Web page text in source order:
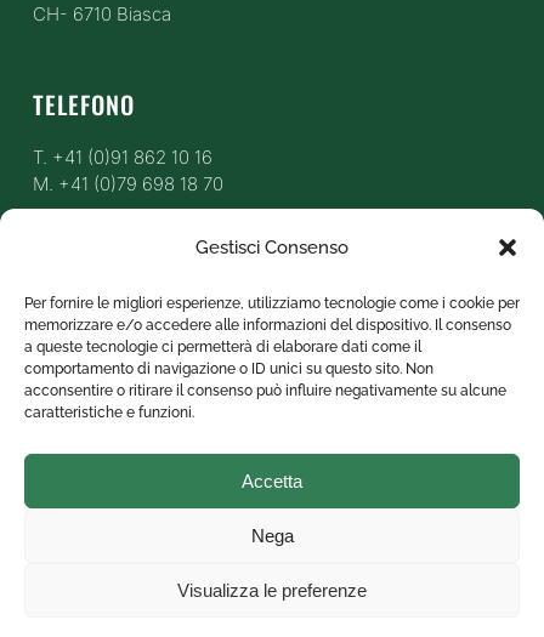
Gestisci Consenso
Per fornire le migliori esperienze, utilizziamo tecnologie come i cookie per
memorizzare e/o accedere alle informazioni del dispositivo. Il consenso
a queste tecnologie ci permetterà di elaborare dati come il
comportamento di navigazione o ID unici su questo sito. Non
acconsentire o ritirare il consenso può influire negativamente su alcune
caratteristiche e funzioni.
Accetta
Nega
Visualizza le preferenze
CH- 6710 Biasca
TELEFONO
T. +41 (0)91 862 10 16
M. +41 (0)79 698 18 70
info@profor-sa.ch
ORARI APERTURA